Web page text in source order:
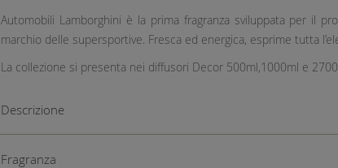
Automobili Lamborghini è la prima fragranza sviluppata per il
marchio delle supersportive. Fresca ed energica, esprime tutta
La collezione si presenta nei diffusori Decor 500ml,1000ml e
Descrizione
Fragranza